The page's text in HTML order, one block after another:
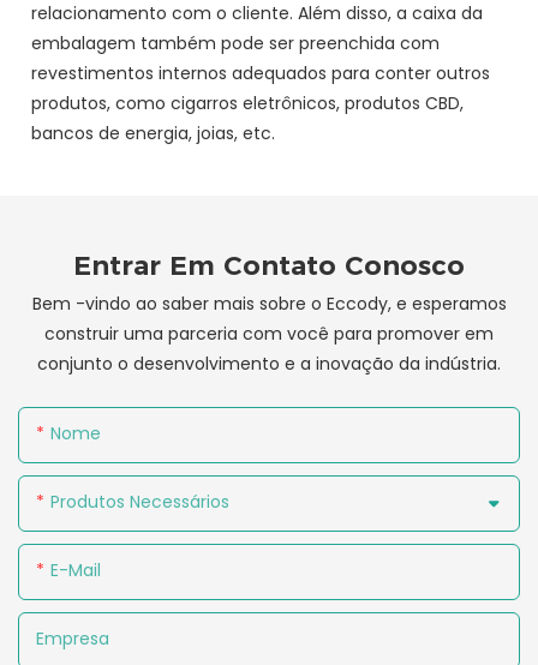
relacionamento com o cliente. Além disso, a caixa da
embalagem também pode ser preenchida com
revestimentos internos adequados para conter outros
produtos, como cigarros eletrônicos, produtos CBD,
bancos de energia, joias, etc.
Entrar Em Contato Conosco
Bem -vindo ao saber mais sobre o Eccody, e esperamos
construir uma parceria com você para promover em
conjunto o desenvolvimento e a inovação da indústria.
Nome
Produtos Necessários
E-Mail
Empresa